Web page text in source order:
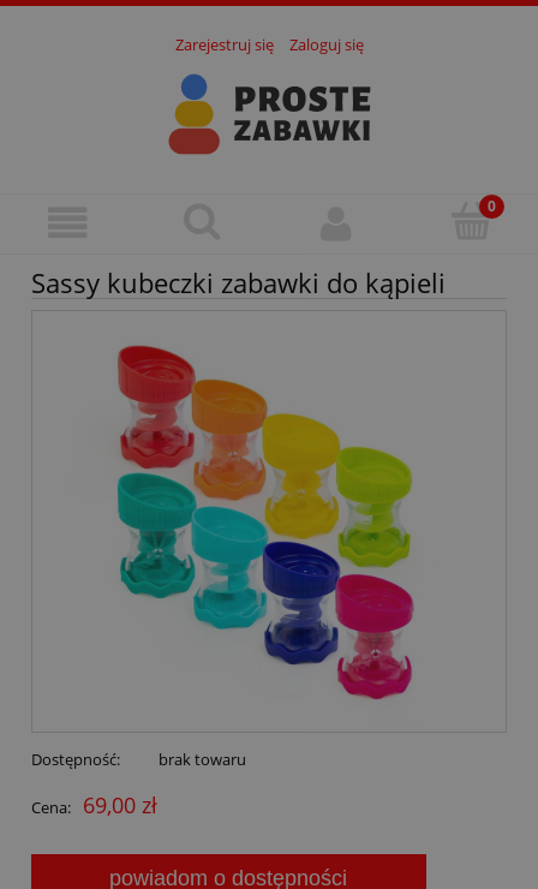
Zarejestruj się Zaloguj się
Sassy kubeczki zabawki do kąpieli
Dostępność: brak towaru
Cena: 69,00 zł
powiadom o dostępności